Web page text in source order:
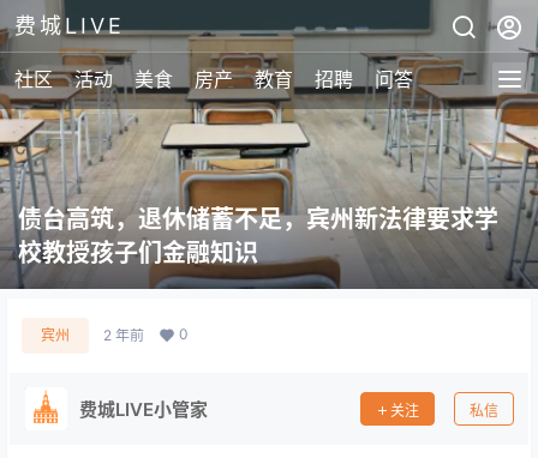
费城LIVE
社区 活动 美食 房产 教育 招聘 问答
债台高筑，退休储蓄不足，宾州新法律要求学
校教授孩子们金融知识
宾州 2 年前 0
费城LIVE小管家 关注 私信